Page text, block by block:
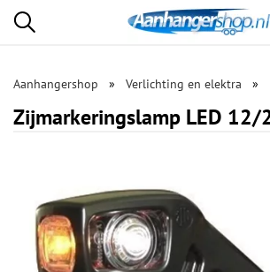
Aanhangershop Verlichting en elektra
Zijmarkeringslamp LED 12/